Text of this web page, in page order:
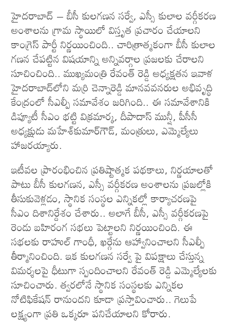
హైద‌రాబాద్ – బీసీ కుల‌గ‌ణ‌న స‌ర్వే, ఎస్సీ కులాల వ‌ర్గీక‌ర‌ణ
అంశాల‌ను గ్రామ స్థాయిలో విస్తృత ప్ర‌చారం చేయాల‌ని
కాంగ్రెస్ పార్టీ నిర్ణ‌యించింది.. చారిత్రాత్మ‌కంగా బీసీ కులాల
గ‌ణ‌న చేపట్టిన విష‌యాన్ని అన్నివర్గాల ప్ర‌జ‌ల‌కు చేరాల‌ని
సూచించింది.. ముఖ్య‌మంత్రి రేవంత్ రెడ్డి అధ్యక్ష‌త‌న ఇవాళ
హైదరాబాద్‌లోని మర్రి చెన్నారెడ్డి మానవవనరుల అభివృద్ధి
కేంద్రంలో సీఎల్పీ సమావేశం జ‌రిగింది.. ఈ సమావేశానికి
డిప్యూటీ సీఎం భట్టి విక్రమార్క, దీపాదాస్‌ మున్షీ, పీసీసీ
అధ్యక్షుడు మహేశ్‌కుమార్‌గౌడ్‌, మంత్రులు, ఎమ్మెల్యేలు
హాజరయ్యారు.
ఇటీవల ప్రారంభించిన ప్రతిష్టాత్మక పథకాలు, నిర్ణయాలతో
పాటు బీసీ కులగణన, ఎస్సీ వర్గీకరణ అంశాలను ప్రజల్లోకి
తీసుకువెళ్లడం, స్థానిక సంస్థల ఎన్నికల్లో కార్యాచరణపై
సీఎం దిశానిర్దేశం చేశారు.. అలాగే బీసీ, ఎస్సీ వర్గీకరణపై
రెండు బహిరంగ సభలు పెట్టాలని నిర్ణయించింది. ఈ
సభలకు రాహుల్ గాంధీ, ఖర్గేను ఆహ్వానించాలని సీఎల్పీ
తీర్మానించింది. ఇక కులగ‌ణ‌న స‌ర్వే పై విప‌క్షాలు చేస్తున్న
విమ‌ర్శ‌ల‌పై ధీటుగా స్పందించాల‌ని రేవంత్ రెడ్డి ఎమ్మెల్యేల‌కు
సూచించారు. త్వ‌ర‌లోనే స్థానిక సంస్థ‌ల‌కు ఎన్నిక‌ల
నోటిఫికేషన్ రానుంద‌ని కూడా ప్ర‌స్తావించారు.. గెలుపే
ల‌క్ష్యంగా ప్ర‌తి ఒక్క‌రూ ప‌నిచేయాల‌ని కోరారు.